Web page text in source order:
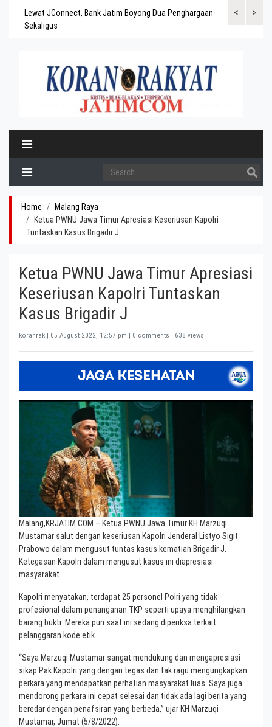
<
Lewat JConnect, Bank Jatim Boyong Dua Penghargaan
Sekaligus
Bank Jatim
>
Home
Malang Raya
Ketua PWNU Jawa Timur Apresiasi Keseriusan Kapolri
Tuntaskan Kasus Brigadir J
Ketua PWNU Jawa Timur Apresiasi
Keseriusan Kapolri Tuntaskan
Kasus Brigadir J
koranrak | 05 August 2022, 12:57 pm | 0 comments | 638 views
Malang,KRJATIM.COM – Ketua PWNU Jawa Timur KH Marzuqi
Mustamar salut dengan keseriusan Kapolri Jenderal Listyo Sigit
Prabowo dalam mengusut tuntas kasus kematian Brigadir J.
Ketegasan Kapolri dalam mengusut kasus ini diapresiasi
masyarakat.
Kapolri menyatakan, terdapat 25 personel Polri yang tidak
profesional dalam penanganan TKP seperti upaya menghilangkan
barang bukti. Mereka pun saat ini sedang diperiksa terkait
pelanggaran kode etik.
“Saya Marzuqi Mustamar sangat mendukung dan mengapresiasi
sikap Pak Kapolri yang dengan tegas dan tak ragu mengungkapkan
perkara yang mendapatkan perhatian masyarakat luas. Saya juga
mendorong perkara ini cepat selesai dan tidak ada lagi berita yang
beredar dengan penafsiran yang berbeda,” ujar KH Marzuqi
Mustamar, Jumat (5/8/2022).